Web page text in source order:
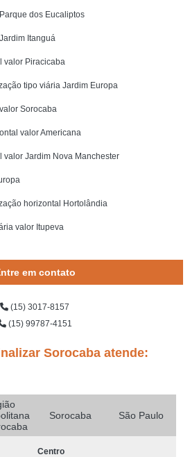
dos Eucaliptos
Itanguá
valor Piracicaba
tipo viária Jardim Europa
Sorocaba
valor Americana
Jardim Nova Manchester
horizontal Hortolândia
valor Itupeva
em contato
(15) 3017-8157
(15) 99787-4151
Sorocaba atende:
Sorocaba São Paulo
Centro